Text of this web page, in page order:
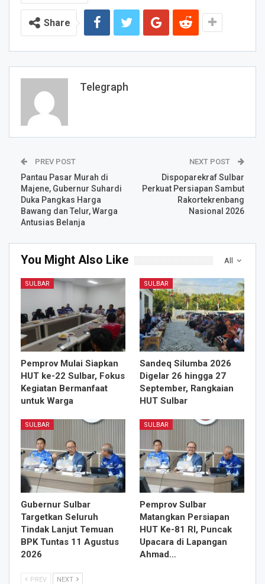
Share
Telegraph
PREV POST
Pantau Pasar Murah di
Majene, Gubernur Suhardi
Duka Pangkas Harga
Bawang dan Telur, Warga
Antusias Belanja
NEXT POST
Dispoparekraf Sulbar
Perkuat Persiapan Sambut
Rakortekrenbang
Nasional 2026
All
You Might Also Like
SULBAR
Pemprov Mulai Siapkan
HUT ke-22 Sulbar, Fokus
Kegiatan Bermanfaat
untuk Warga
SULBAR
Sandeq Silumba 2026
Digelar 26 hingga 27
September, Rangkaian
HUT Sulbar
SULBAR
Gubernur Sulbar
Targetkan Seluruh
Tindak Lanjut Temuan
BPK Tuntas 11 Agustus
2026
SULBAR
Pemprov Sulbar
Matangkan Persiapan
HUT Ke-81 RI, Puncak
Upacara di Lapangan
Ahmad…
PREV NEXT